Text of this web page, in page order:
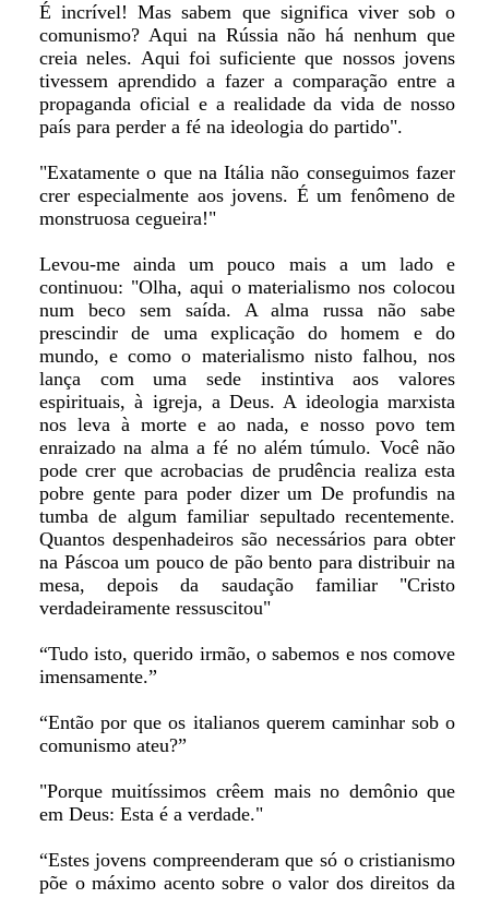
É incrível! Mas sabem que significa viver sob o
comunismo? Aqui na Rússia não há nenhum que
creia neles. Aqui foi suficiente que nossos jovens
tivessem aprendido a fazer a comparação entre a
propaganda oficial e a realidade da vida de nosso
país para perder a fé na ideologia do partido".
"Exatamente o que na Itália não conseguimos fazer
crer especialmente aos jovens. É um fenômeno de
monstruosa cegueira!"
Levou-me ainda um pouco mais a um lado e
continuou: "Olha, aqui o materialismo nos colocou
num beco sem saída. A alma russa não sabe
prescindir de uma explicação do homem e do
mundo, e como o materialismo nisto falhou, nos
lança com uma sede instintiva aos valores
espirituais, à igreja, a Deus. A ideologia marxista
nos leva à morte e ao nada, e nosso povo tem
enraizado na alma a fé no além túmulo. Você não
pode crer que acrobacias de prudência realiza esta
pobre gente para poder dizer um De profundis na
tumba de algum familiar sepultado recentemente.
Quantos despenhadeiros são necessários para obter
na Páscoa um pouco de pão bento para distribuir na
mesa, depois da saudação familiar "Cristo
verdadeiramente ressuscitou"
“Tudo isto, querido irmão, o sabemos e nos comove
imensamente.”
“Então por que os italianos querem caminhar sob o
comunismo ateu?”
"Porque muitíssimos crêem mais no demônio que
em Deus: Esta é a verdade."
“Estes jovens compreenderam que só o cristianismo
põe o máximo acento sobre o valor dos direitos da